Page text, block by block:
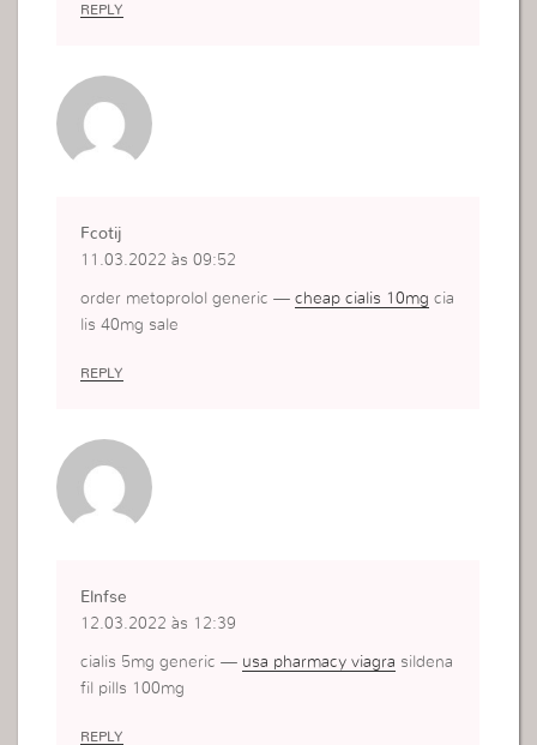
REPLY
Fcotij
11.03.2022 às 09:52
order metoprolol generic —cheap cialis 10mg cia
lis 40mg sale
REPLY
Elnfse
12.03.2022 às 12:39
cialis 5mg generic — usa pharmacy viagra sildena
fil pills 100mg
REPLY